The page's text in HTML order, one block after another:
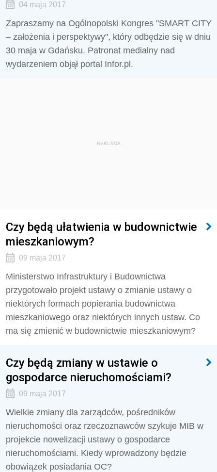
04 maja 2017
Zapraszamy na Ogólnopolski Kongres "SMART CITY
– założenia i perspektywy", który odbędzie się w dniu
30 maja w Gdańsku. Patronat medialny nad
wydarzeniem objął portal Infor.pl.
REKLAMA
Czy będą ułatwienia w budownictwie
mieszkaniowym?
09 maja 2017
Ministerstwo Infrastruktury i Budownictwa
przygotowało projekt ustawy o zmianie ustawy o
niektórych formach popierania budownictwa
mieszkaniowego oraz niektórych innych ustaw. Co
ma się zmienić w budownictwie mieszkaniowym?
Czy będą zmiany w ustawie o
gospodarce nieruchomościami?
09 maja 2017
Wielkie zmiany dla zarządców, pośredników
nieruchomości oraz rzeczoznawców szykuje MIB w
projekcie nowelizacji ustawy o gospodarce
nieruchomościami. Kiedy wprowadzony będzie
obowiązek posiadania OC?